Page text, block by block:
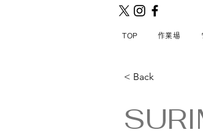
TOP 作業場
< Back